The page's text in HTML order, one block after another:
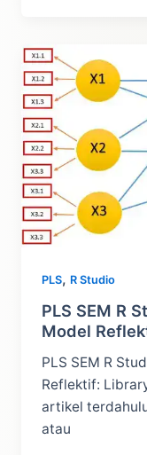
Dan
Penjelasan
Forecasting
Deret
Waktu
PLS, R Studio
PLS SEM R
Model
PLS SEM R
Reflektif:
artikel
atau